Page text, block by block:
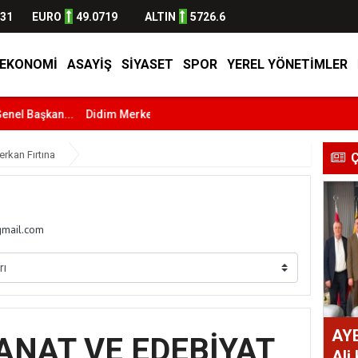
EURO 49.0719 ALTIN 5726.6
EKONOMI ASAYİŞ SİYASET SPOR YEREL YÖNETİMLER
Didim Merkezli Göçmen Kaçakçılığı Operasyonu:...
Fırtına